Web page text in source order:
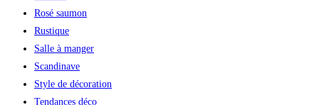
Rosé saumon
Rustique
Salle à manger
Scandinave
Style de décoration
Tendances déco